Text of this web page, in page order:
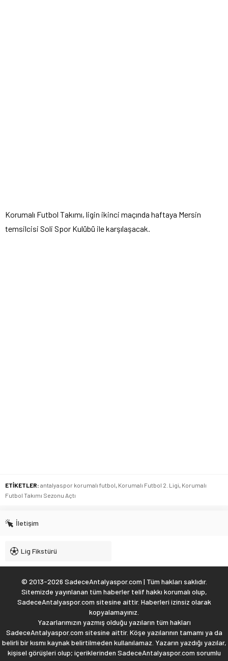
Korumalı Futbol Takımı, ligin ikinci maçında haftaya Mersin
temsilcisi Soli Spor Kulübü ile karşılaşacak.
ETİKETLER: antalyaspor korumalı futbol, Korumalı Futbol 2. Ligi, Korumalı
Futbol Takımı Sezonu Açtı
İletişim
Lig Fikstürü
© 2013-2026 SadeceAntalyaspor.com | Tüm hakları saklıdır.
Sitemizde yayınlanan tüm haberler telif hakkı korumalı olup,
SadeceAntalyaspor.com sitesine aittir. Haberleri izinsiz olarak
kopyalamayınız.
Yazarlarımızın yazmış olduğu yazıların tüm hakları
SadeceAntalyaspor.com sitesine aittir. Köşe yazılarının tamamı ya da
belirli bir kısmı kaynak belirtilmeden kullanılamaz. Yazarın yazdığı yazılar,
kişisel görüşleri olup; içeriklerinden SadeceAntalyaspor.com sorumlu